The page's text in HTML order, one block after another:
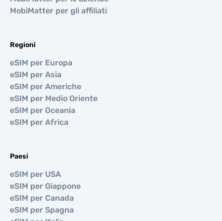
MobiMatter per gli affiliati
Regioni
eSIM per Europa
eSIM per Asia
eSIM per Americhe
eSIM per Medio Oriente
eSIM per Oceania
eSIM per Africa
Paesi
eSIM per USA
eSIM per Giappone
eSIM per Canada
eSIM per Spagna